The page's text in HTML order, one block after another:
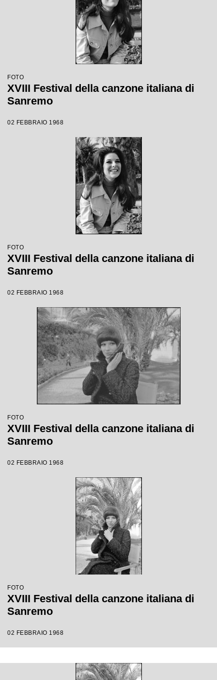
FOTO
XVIII Festival della canzone italiana di
Sanremo
02 FEBBRAIO 1968
FOTO
XVIII Festival della canzone italiana di
Sanremo
02 FEBBRAIO 1968
FOTO
XVIII Festival della canzone italiana di
Sanremo
02 FEBBRAIO 1968
FOTO
XVIII Festival della canzone italiana di
Sanremo
02 FEBBRAIO 1968